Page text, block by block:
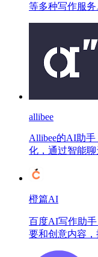
等多种写作服务
allibee
Allibee的AI助
化，通过智能聊
橙篇AI
百度AI写作助
要和创意内容，